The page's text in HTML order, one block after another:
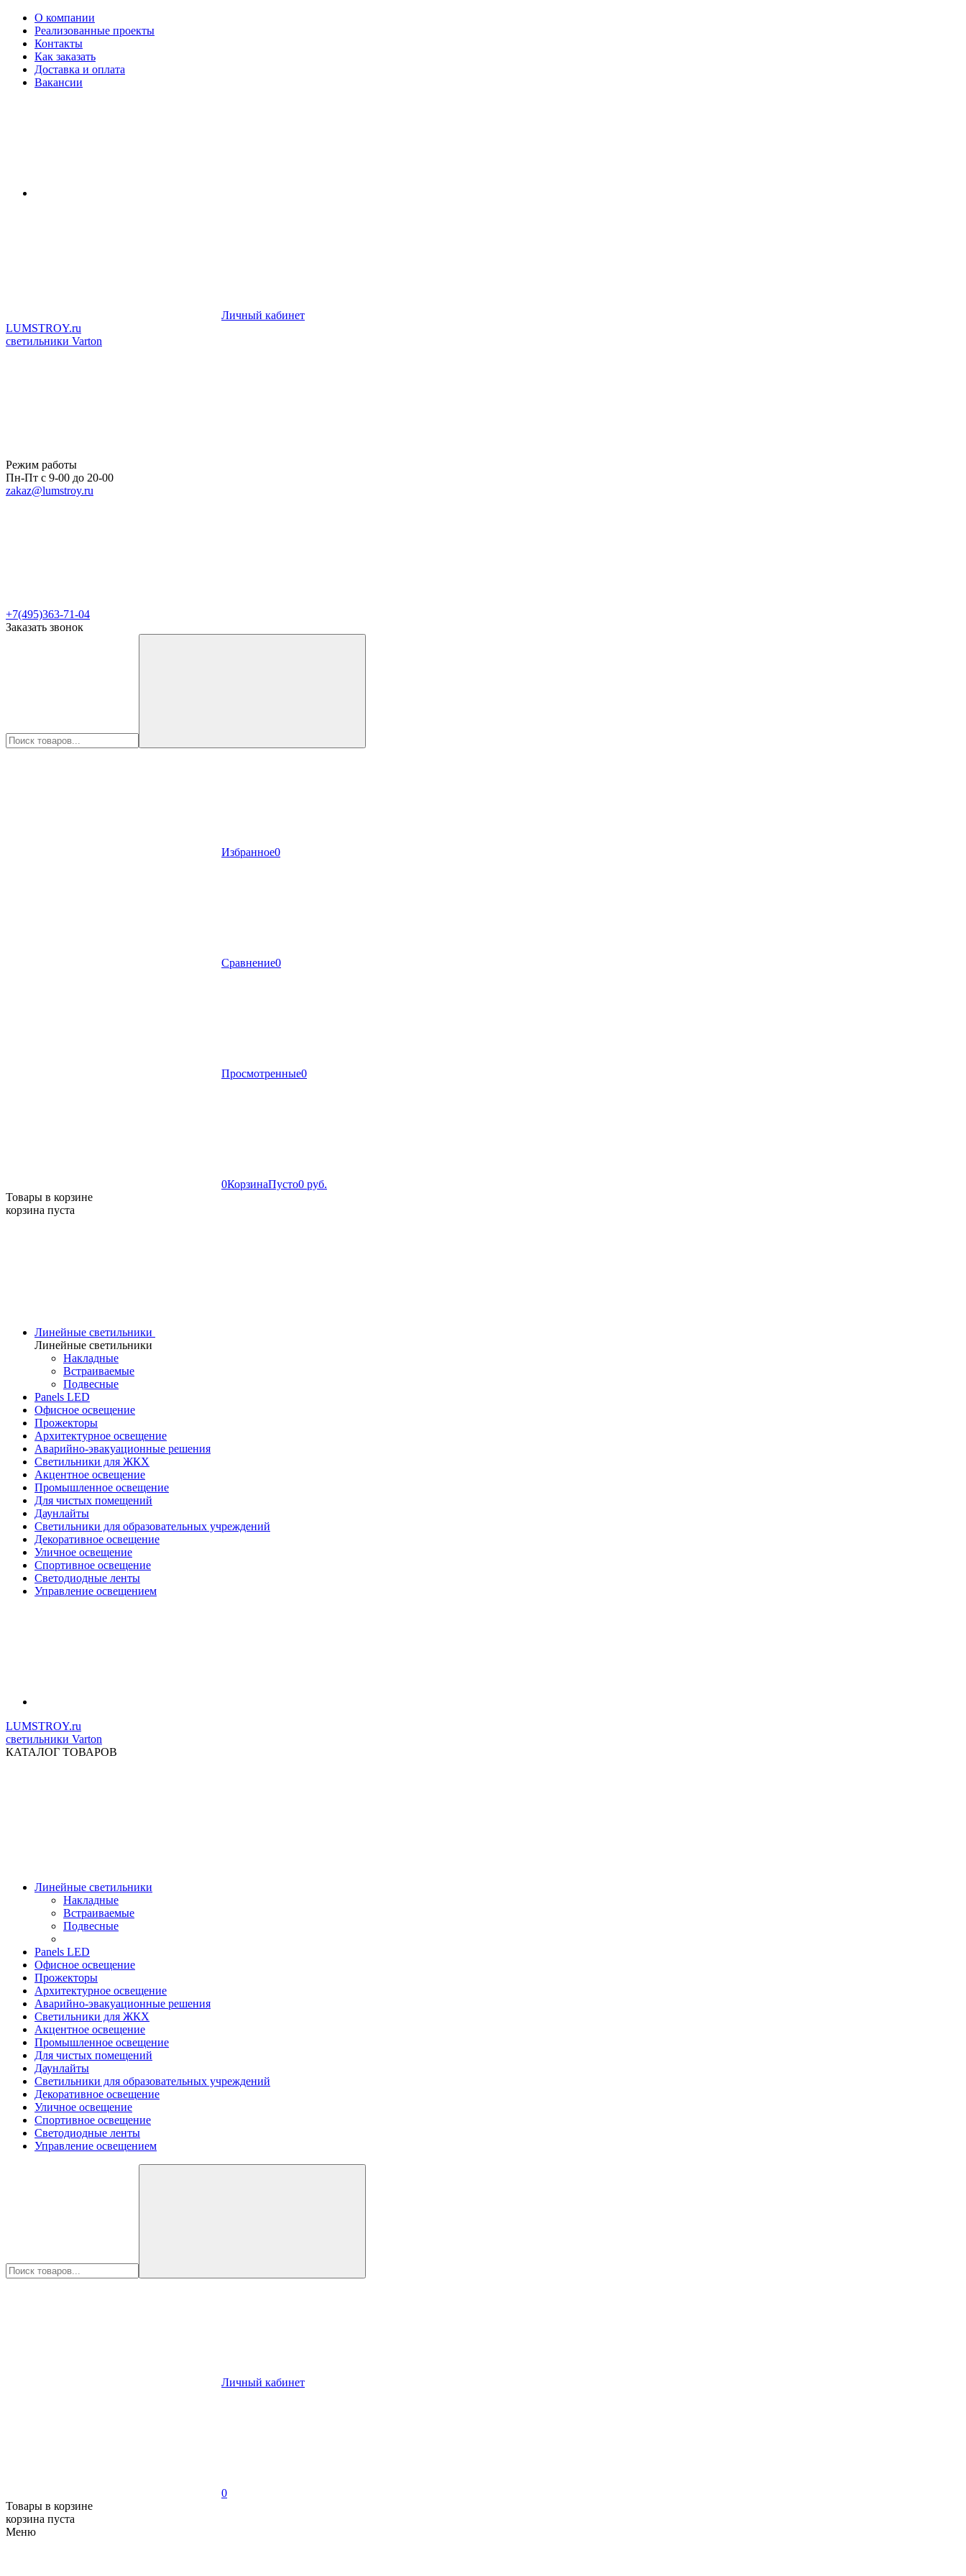
О компании
Реализованные проекты
Контакты
Как заказать
Доставка и оплата
Вакансии
Личный кабинет
LUMSTROY.ru
светильники Varton
Режим работы
Пн-Пт с 9-00 до 20-00
zakaz@lumstroy.ru
+7(495)363-71-04
Заказать звонок
Избранное0
Сравнение0
Просмотренные0
0КорзинаПусто0 руб.
Товары в корзине
корзина пуста
Линейные светильники
Линейные светильники
Накладные
Встраиваемые
Подвесные
Panels LED
Офисное освещение
Прожекторы
Архитектурное освещение
Аварийно-эвакуационные решения
Светильники для ЖКХ
Акцентное освещение
Промышленное освещение
Для чистых помещений
Даунлайты
Светильники для образовательных учреждений
Декоративное освещение
Уличное освещение
Спортивное освещение
Светодиодные ленты
Управление освещением
LUMSTROY.ru
светильники Varton
КАТАЛОГ ТОВАРОВ
Линейные светильники
Накладные
Встраиваемые
Подвесные
Panels LED
Офисное освещение
Прожекторы
Архитектурное освещение
Аварийно-эвакуационные решения
Светильники для ЖКХ
Акцентное освещение
Промышленное освещение
Для чистых помещений
Даунлайты
Светильники для образовательных учреждений
Декоративное освещение
Уличное освещение
Спортивное освещение
Светодиодные ленты
Управление освещением
Личный кабинет
0
Товары в корзине
корзина пуста
Меню